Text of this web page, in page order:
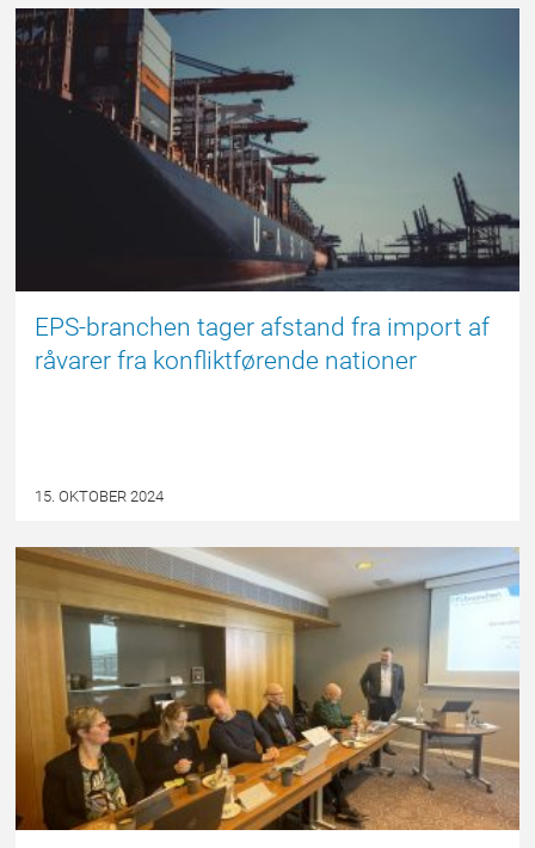
EPS-branchen tager afstand fra import af
råvarer fra konfliktførende nationer
15. OKTOBER 2024
NYHED